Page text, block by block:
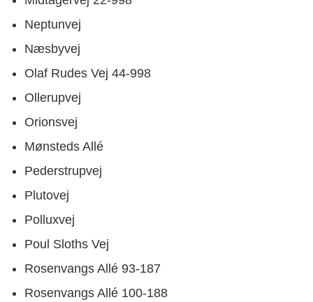
Neptunvej
Næsbyvej
Olaf Rudes Vej 44-998
Ollerupvej
Orionsvej
Mønsteds Allé
Pederstrupvej
Plutovej
Polluxvej
Poul Sloths Vej
Rosenvangs Allé 93-187
Rosenvangs Allé 100-188